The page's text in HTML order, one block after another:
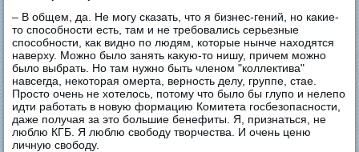
– В общем, да. Не могу сказать, что я бизнес-гений, но какие-
то способности есть, там и не требовались серьезные
способности, как видно по людям, которые нынче находятся
наверху. Можно было занять какую-то нишу, причем можно
было выбрать. Но там нужно быть членом "коллектива"
навсегда, некоторая омерта, верность делу, группе, стае.
Просто очень не хотелось, потому что было бы глупо и нелепо
идти работать в новую формацию Комитета госбезопасности,
даже получая за это большие бенефиты. Я, признаться, не
люблю КГБ. Я люблю свободу творчества. И очень ценю
личную свободу.